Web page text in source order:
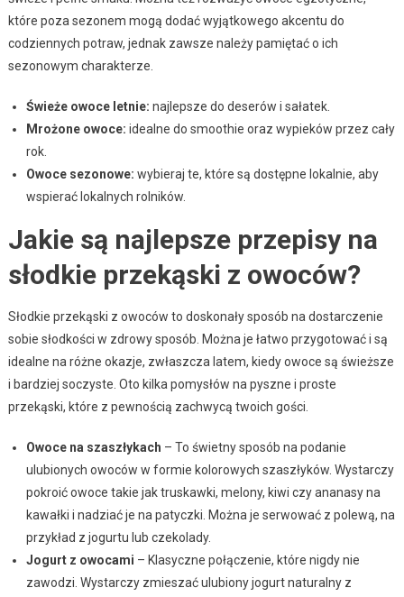
które poza sezonem mogą dodać wyjątkowego akcentu do
codziennych potraw, jednak zawsze należy pamiętać o ich
sezonowym charakterze.
Świeże owoce letnie: najlepsze do deserów i sałatek.
Mrożone owoce: idealne do smoothie oraz wypieków przez cały
rok.
Owoce sezonowe: wybieraj te, które są dostępne lokalnie, aby
wspierać lokalnych rolników.
Jakie są najlepsze przepisy na
słodkie przekąski z owoców?
Słodkie przekąski z owoców to doskonały sposób na dostarczenie
sobie słodkości w zdrowy sposób. Można je łatwo przygotować i są
idealne na różne okazje, zwłaszcza latem, kiedy owoce są świeższe
i bardziej soczyste. Oto kilka pomysłów na pyszne i proste
przekąski, które z pewnością zachwycą twoich gości.
Owoce na szaszłykach – To świetny sposób na podanie
ulubionych owoców w formie kolorowych szaszłyków. Wystarczy
pokroić owoce takie jak truskawki, melony, kiwi czy ananasy na
kawałki i nadziać je na patyczki. Można je serwować z polewą, na
przykład z jogurtu lub czekolady.
Jogurt z owocami – Klasyczne połączenie, które nigdy nie
zawodzi. Wystarczy zmieszać ulubiony jogurt naturalny z